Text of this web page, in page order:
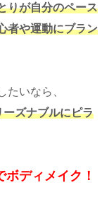
りが自分のペース
者や運動にブラン
いなら、
ーズナブルにピラ
ディメイク！